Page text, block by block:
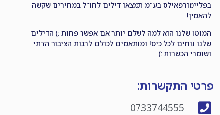
בפליימורפאילס בע"מ תמצאו דילים לחו"ל במחירים שקשה
להאמין!
המוטו שלנו הוא למה לשלם יותר אם אפשר פחות :) הדילים
שלנו נוחים לכל כיס! ומותאמים לכולם לרבות הציבור הדתי
ושומרי הכשרות :)
פרטי התקשרות:
0733744555